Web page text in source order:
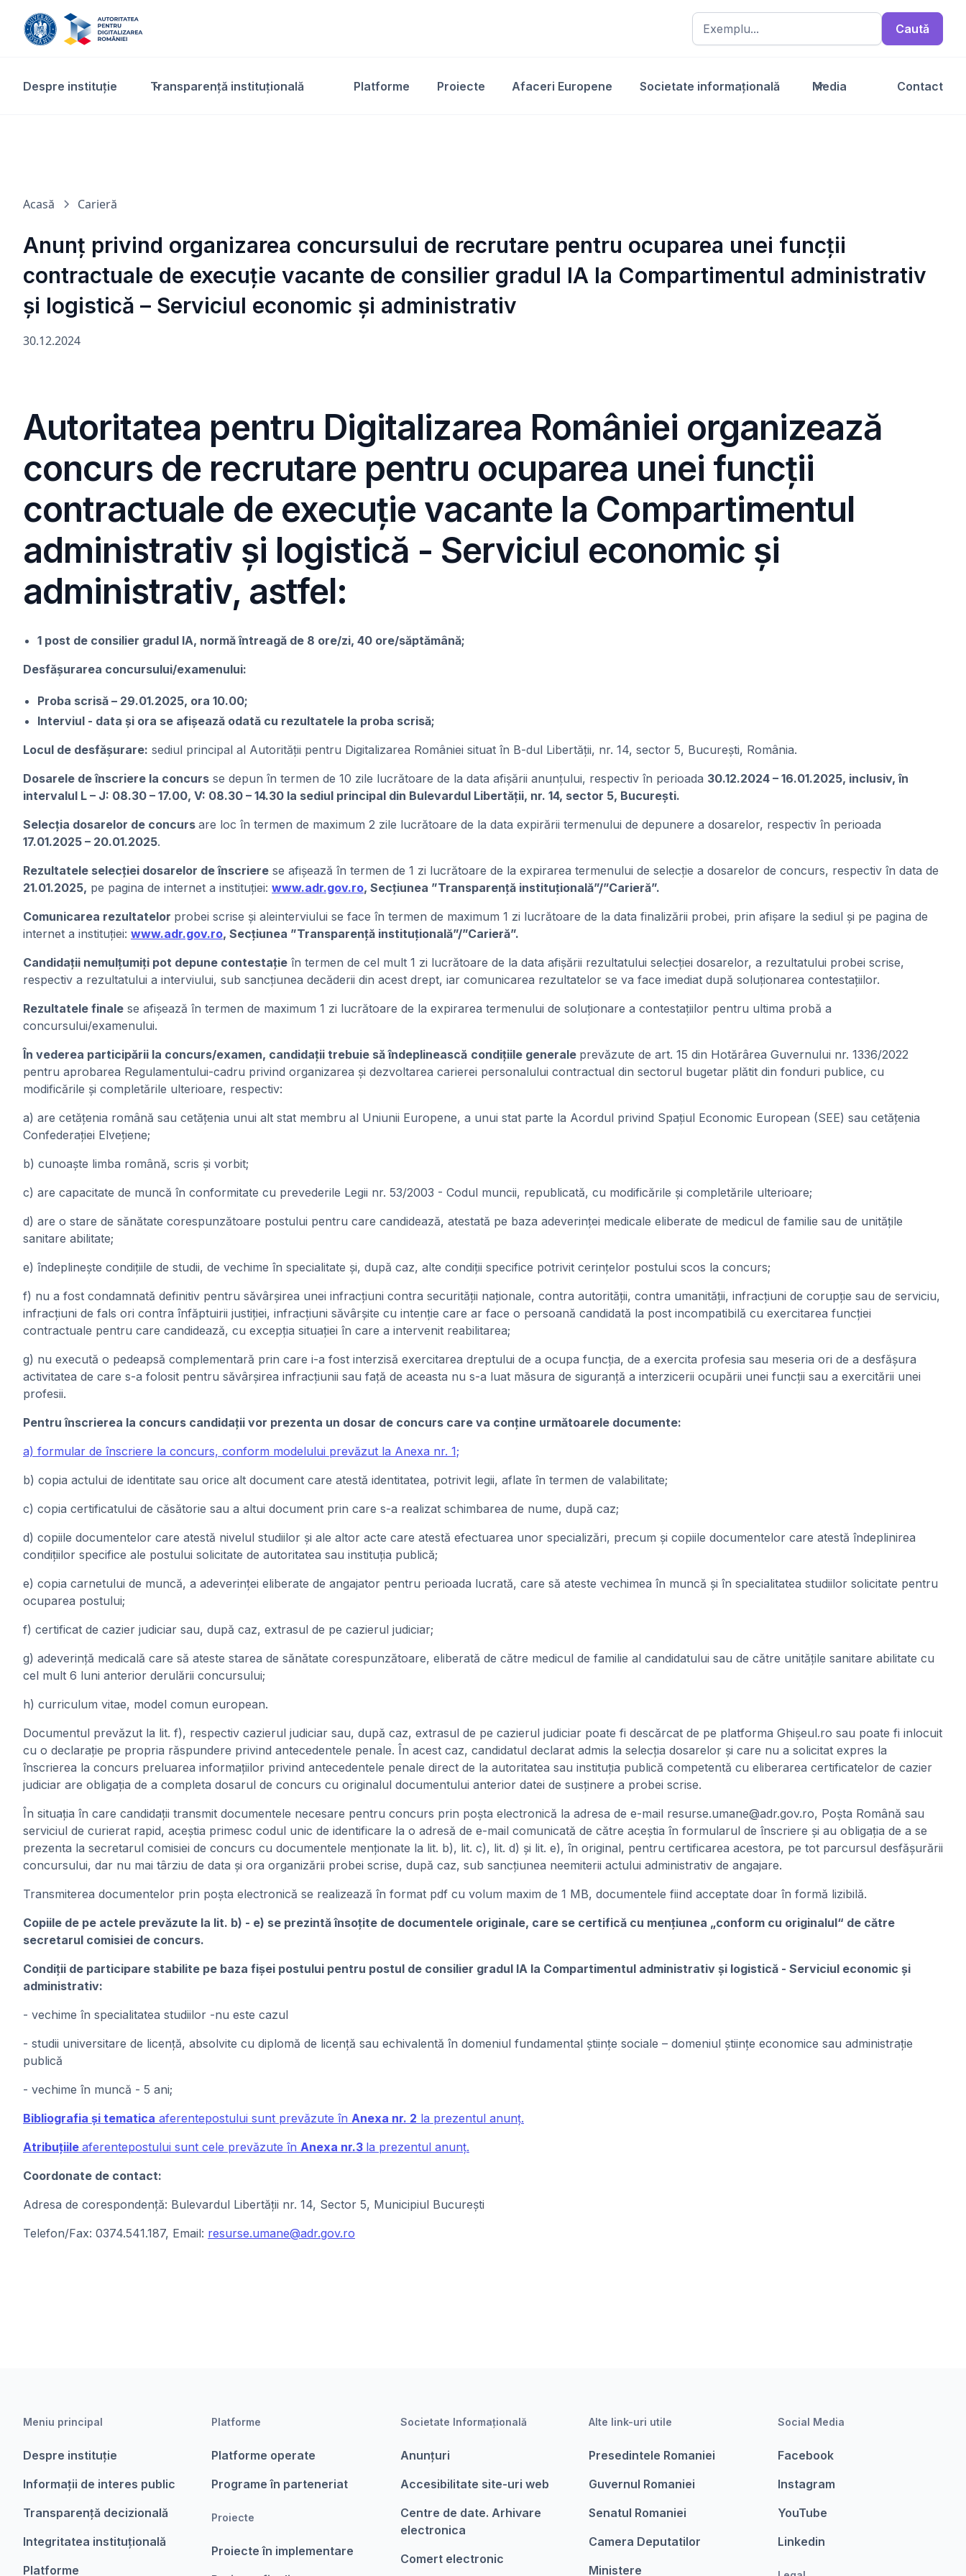
Despre instituție Transparență instituțională​ Platforme Proiecte Afaceri Europene Societate informațională Media Contact
Acasă Carieră
Anunț privind organizarea concursului de recrutare pentru ocuparea unei funcții
contractuale de execuție vacante de consilier gradul IA la Compartimentul administrativ
și logistică – Serviciul economic și administrativ
30.12.2024
Autoritatea pentru Digitalizarea României organizează
concurs de recrutare pentru ocuparea unei funcții
contractuale de execuție vacante la Compartimentul
administrativ și logistică - Serviciul economic și
administrativ, astfel:
1 post de consilier gradul IA, normă întreagă de 8 ore/zi, 40 ore/săptămână;
Desfășurarea concursului/examenului:
Proba scrisă – 29.01.2025, ora 10.00;
Interviul - data și ora se afișează odată cu rezultatele la proba scrisă;
Locul de desfășurare: sediul principal al Autorității pentru Digitalizarea României situat în B-dul Libertății, nr. 14, sector 5, București, România.
Dosarele de înscriere la concurs se depun în termen de 10 zile lucrătoare de la data afișării anunțului, respectiv în perioada 30.12.2024 – 16.01.2025, inclusiv, în
intervalul L – J: 08.30 – 17.00, V: 08.30 – 14.30 la sediul principal din Bulevardul Libertății, nr. 14, sector 5, București.
Selecția dosarelor de concurs are loc în termen de maximum 2 zile lucrătoare de la data expirării termenului de depunere a dosarelor, respectiv în perioada
17.01.2025 – 20.01.2025.
Rezultatele selecției dosarelor de înscriere se afișează în termen de 1 zi lucrătoare de la expirarea termenului de selecție a dosarelor de concurs, respectiv în data de
21.01.2025, pe pagina de internet a instituției: www.adr.gov.ro, Secțiunea ”Transparență instituțională”/”Carieră”.
Comunicarea rezultatelor probei scrise și aleinterviului se face în termen de maximum 1 zi lucrătoare de la data finalizării probei, prin afișare la sediul și pe pagina de
internet a instituției: www.adr.gov.ro, Secțiunea ”Transparență instituțională”/”Carieră”.
Candidații nemulțumiți pot depune contestație în termen de cel mult 1 zi lucrătoare de la data afișării rezultatului selecției dosarelor, a rezultatului probei scrise,
respectiv a rezultatului a interviului, sub sancțiunea decăderii din acest drept, iar comunicarea rezultatelor se va face imediat după soluționarea contestațiilor.
Rezultatele finale se afișează în termen de maximum 1 zi lucrătoare de la expirarea termenului de soluționare a contestațiilor pentru ultima probă a
concursului/examenului.
În vederea participării la concurs/examen, candidații trebuie să îndeplinească condițiile generale prevăzute de art. 15 din Hotărârea Guvernului nr. 1336/2022
pentru aprobarea Regulamentului-cadru privind organizarea şi dezvoltarea carierei personalului contractual din sectorul bugetar plătit din fonduri publice, cu
modificările și completările ulterioare, respectiv:
a) are cetăţenia română sau cetăţenia unui alt stat membru al Uniunii Europene, a unui stat parte la Acordul privind Spaţiul Economic European (SEE) sau cetăţenia
Confederaţiei Elveţiene;
b) cunoaşte limba română, scris şi vorbit;
c) are capacitate de muncă în conformitate cu prevederile Legii nr. 53/2003 - Codul muncii, republicată, cu modificările şi completările ulterioare;
d) are o stare de sănătate corespunzătoare postului pentru care candidează, atestată pe baza adeverinţei medicale eliberate de medicul de familie sau de unităţile
sanitare abilitate;
e) îndeplineşte condiţiile de studii, de vechime în specialitate şi, după caz, alte condiţii specifice potrivit cerinţelor postului scos la concurs;
f) nu a fost condamnată definitiv pentru săvârşirea unei infracţiuni contra securităţii naţionale, contra autorităţii, contra umanităţii, infracţiuni de corupţie sau de serviciu,
infracţiuni de fals ori contra înfăptuirii justiţiei, infracţiuni săvârşite cu intenţie care ar face o persoană candidată la post incompatibilă cu exercitarea funcţiei
contractuale pentru care candidează, cu excepţia situaţiei în care a intervenit reabilitarea;
g) nu execută o pedeapsă complementară prin care i-a fost interzisă exercitarea dreptului de a ocupa funcţia, de a exercita profesia sau meseria ori de a desfăşura
activitatea de care s-a folosit pentru săvârşirea infracţiunii sau faţă de aceasta nu s-a luat măsura de siguranţă a interzicerii ocupării unei funcţii sau a exercitării unei
profesii.
Pentru înscrierea la concurs candidaţii vor prezenta un dosar de concurs care va conţine următoarele documente:
a) formular de înscriere la concurs, conform modelului prevăzut la Anexa nr. 1;
b) copia actului de identitate sau orice alt document care atestă identitatea, potrivit legii, aflate în termen de valabilitate;
c) copia certificatului de căsătorie sau a altui document prin care s-a realizat schimbarea de nume, după caz;
d) copiile documentelor care atestă nivelul studiilor şi ale altor acte care atestă efectuarea unor specializări, precum şi copiile documentelor care atestă îndeplinirea
condiţiilor specifice ale postului solicitate de autoritatea sau instituţia publică;
e) copia carnetului de muncă, a adeverinţei eliberate de angajator pentru perioada lucrată, care să ateste vechimea în muncă şi în specialitatea studiilor solicitate pentru
ocuparea postului;
f) certificat de cazier judiciar sau, după caz, extrasul de pe cazierul judiciar;
g) adeverinţă medicală care să ateste starea de sănătate corespunzătoare, eliberată de către medicul de familie al candidatului sau de către unităţile sanitare abilitate cu
cel mult 6 luni anterior derulării concursului;
h) curriculum vitae, model comun european.
Documentul prevăzut la lit. f), respectiv cazierul judiciar sau, după caz, extrasul de pe cazierul judiciar poate fi descărcat de pe platforma Ghișeul.ro sau poate fi inlocuit
cu o declarație pe propria răspundere privind antecedentele penale. În acest caz, candidatul declarat admis la selecția dosarelor și care nu a solicitat expres la
înscrierea la concurs preluarea informațiilor privind antecedentele penale direct de la autoritatea sau instituția publică competentă cu eliberarea certificatelor de cazier
judiciar are obligația de a completa dosarul de concurs cu originalul documentului anterior datei de susținere a probei scrise.
În situația în care candidații transmit documentele necesare pentru concurs prin poșta electronică la adresa de e-mail resurse.umane@adr.gov.ro, Poșta Română sau
serviciul de curierat rapid, aceștia primesc codul unic de identificare la o adresă de e-mail comunicată de către aceștia în formularul de înscriere și au obligația de a se
prezenta la secretarul comisiei de concurs cu documentele menționate la lit. b), lit. c), lit. d) și lit. e), în original, pentru certificarea acestora, pe tot parcursul desfășurării
concursului, dar nu mai târziu de data și ora organizării probei scrise, după caz, sub sancțiunea neemiterii actului administrativ de angajare.
Transmiterea documentelor prin poșta electronică se realizează în format pdf cu volum maxim de 1 MB, documentele fiind acceptate doar în formă lizibilă.
Copiile de pe actele prevăzute la lit. b) - e) se prezintă însoţite de documentele originale, care se certifică cu menţiunea „conform cu originalul“ de către
secretarul comisiei de concurs.
Condiţii de participare stabilite pe baza fișei postului pentru postul de consilier gradul IA la Compartimentul administrativ și logistică - Serviciul economic și
administrativ:
- vechime în specialitatea studiilor -nu este cazul
- studii universitare de licență, absolvite cu diplomă de licență sau echivalentă în domeniul fundamental științe sociale – domeniul științe economice sau administrație
publică
- vechime în muncă - 5 ani;
Bibliografia și tematica aferentepostului sunt prevăzute în Anexa nr. 2 la prezentul anunț.
Atribuțiile aferentepostului sunt cele prevăzute în Anexa nr.3 la prezentul anunţ.
Coordonate de contact:
Adresa de corespondență: Bulevardul Libertăţii nr. 14, Sector 5, Municipiul București
Telefon/Fax: 0374.541.187, Email: resurse.umane@adr.gov.ro
Meniu principal
Despre instituție
Informații de interes public
Transparență decizională
Integritatea instituțională
Platforme
Platforme
Platforme operate
Programe în parteneriat
Proiecte
Proiecte în implementare
Societate Informațională
Anunțuri
Accesibilitate site-uri web
Centre de date. Arhivare
electronica
Comert electronic
Alte link-uri utile
Presedintele Romaniei
Guvernul Romaniei
Senatul Romaniei
Camera Deputatilor
Ministere
Social Media
Facebook
Instagram
YouTube
Linkedin